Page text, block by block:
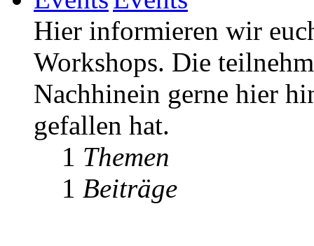
Hier informieren wir
Workshops. Die
Nachhinein gerne hier
gefallen hat.
1 Themen
1 Beiträge